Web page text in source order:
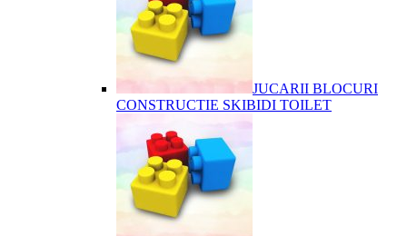
JUCARII BLOCURI
CONSTRUCTIE SKIBIDI TOILET